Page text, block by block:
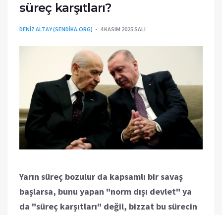
süreç karşıtları?
DENIZ ALTAY (SENDIKA.ORG) 4 KASIM 2025 SALI
Yarın süreç bozulur da kapsamlı bir savaş
başlarsa, bunu yapan "norm dışı devlet" ya
da "süreç karşıtları" değil, bizzat bu sürecin